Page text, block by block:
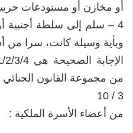
أو مخازن أو مستودعات
4 – سلم إلى سلطة أجنبية
وبأية وسيلة كانت، سرا من
من مجموعة القانون الجنائي
3 / 10
من أعضاء الأسرة الملكية :